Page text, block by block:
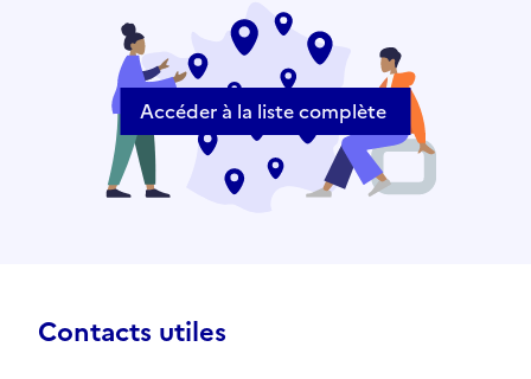
Accéder à la liste complète
Contacts utiles